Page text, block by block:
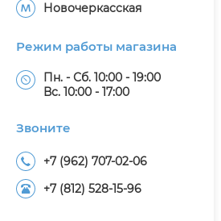
Новочеркасская
Режим работы магазина
Пн. - Сб. 10:00 - 19:00
Вс. 10:00 - 17:00
Звоните
+7 (962) 707-02-06
+7 (812) 528-15-96